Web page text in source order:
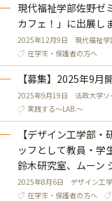
現代福祉学部佐野ゼ
カフェ！」に出展し
2025年12月9日 現代福祉学
在学生・保護者の方へ
【募集】2025年9
2025年9月19日
法政大学
実践する～LAB.～
【デザイン工学部
ッフとして教員・学
鈴木研究室、ムーン
2025年8月6日 デザイン工
在学生・保護者の方へ